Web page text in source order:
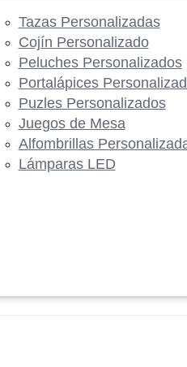
Tazas Personalizadas
Cojín Personalizado
Peluches Personalizados
Portalápices
Puzles Personalizados
Juegos de Mesa
Alfombrillas
Lámparas LED